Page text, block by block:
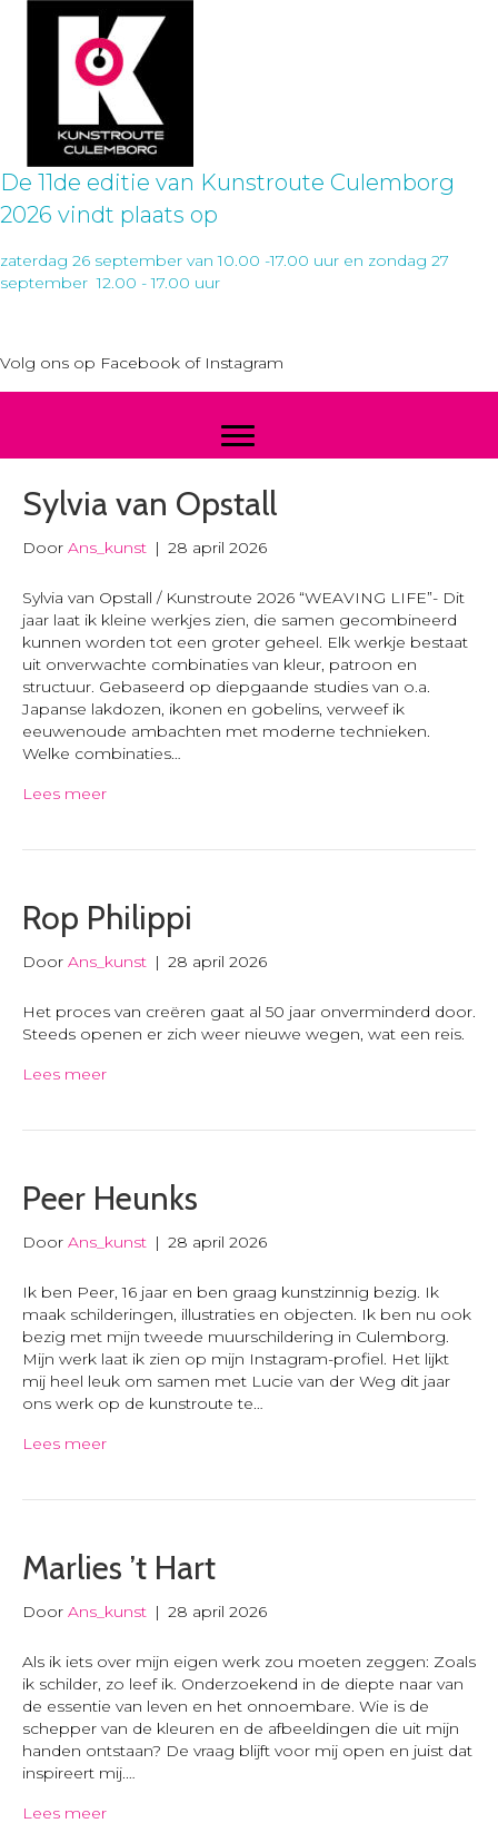
De 11de editie van Kunstroute Culemborg
2026 vindt plaats op
zaterdag 26 september van 10.00 -17.00 uur en zondag 27
september 12.00 - 17.00 uur
Volg ons op Facebook of Instagram
Sylvia van Opstall
Door Ans_kunst | 28 april 2026
Sylvia van Opstall / Kunstroute 2026 “WEAVING LIFE”- Dit
jaar laat ik kleine werkjes zien, die samen gecombineerd
kunnen worden tot een groter geheel. Elk werkje bestaat
uit onverwachte combinaties van kleur, patroon en
structuur. Gebaseerd op diepgaande studies van o.a.
Japanse lakdozen, ikonen en gobelins, verweef ik
eeuwenoude ambachten met moderne technieken.
Welke combinaties…
Lees meer
Rop Philippi
Door Ans_kunst | 28 april 2026
Het proces van creëren gaat al 50 jaar onverminderd door.
Steeds openen er zich weer nieuwe wegen, wat een reis.
Lees meer
Peer Heunks
Door Ans_kunst | 28 april 2026
Ik ben Peer, 16 jaar en ben graag kunstzinnig bezig. Ik
maak schilderingen, illustraties en objecten. Ik ben nu ook
bezig met mijn tweede muurschildering in Culemborg.
Mijn werk laat ik zien op mijn Instagram-profiel. Het lijkt
mij heel leuk om samen met Lucie van der Weg dit jaar
ons werk op de kunstroute te…
Lees meer
Marlies ’t Hart
Door Ans_kunst | 28 april 2026
Als ik iets over mijn eigen werk zou moeten zeggen: Zoals
ik schilder, zo leef ik. Onderzoekend in de diepte naar van
de essentie van leven en het onnoembare. Wie is de
schepper van de kleuren en de afbeeldingen die uit mijn
handen ontstaan? De vraag blijft voor mij open en juist dat
inspireert mij.…
Lees meer